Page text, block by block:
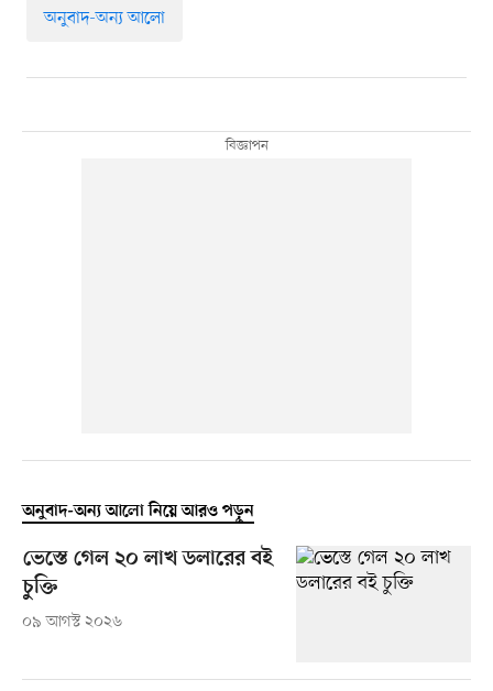
অনুবাদ-অন্য আলো
অনুবাদ-অন্য আলো নিয়ে আরও পড়ুন
ভেস্তে গেল ২০ লাখ ডলারের বই
চুক্তি
০৯ আগস্ট ২০২৬